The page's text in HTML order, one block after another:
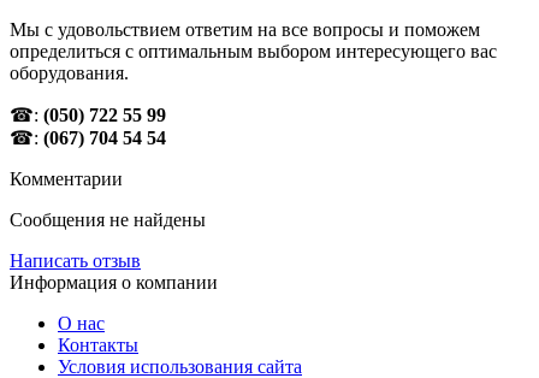
Мы с удовольствием ответим на все вопросы и поможем
определиться с оптимальным выбором интересующего вас
оборудования.
☎: (050) 722 55 99
☎: (067) 704 54 54
Комментарии
Сообщения не найдены
Написать отзыв
Информация о компании
О нас
Контакты
Условия использования сайта